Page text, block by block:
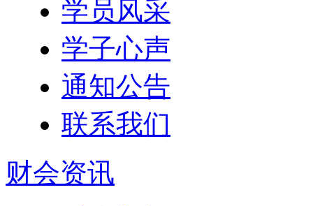
学员风采
学子心声
通知公告
联系我们
财会资讯